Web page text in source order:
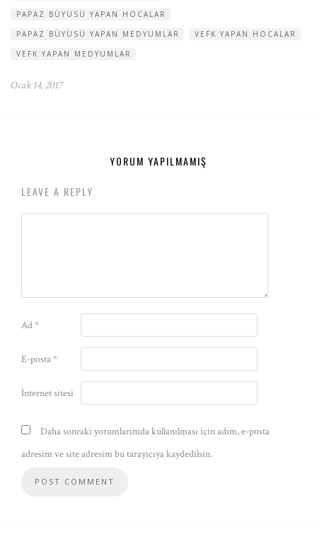
PAPAZ BÜYÜSÜ YAPAN HOCALAR
PAPAZ BÜYÜSÜ YAPAN MEDYUMLAR
VEFK YAPAN HOCALAR
VEFK YAPAN MEDYUMLAR
Ocak 14, 2017
YORUM YAPILMAMIŞ
LEAVE A REPLY
Ad*
E-posta*
İnternet sitesi
Daha sonraki yorumlarımda kullanılması için adım, e-posta
adresim ve site adresim bu tarayıcıya kaydedilsin.